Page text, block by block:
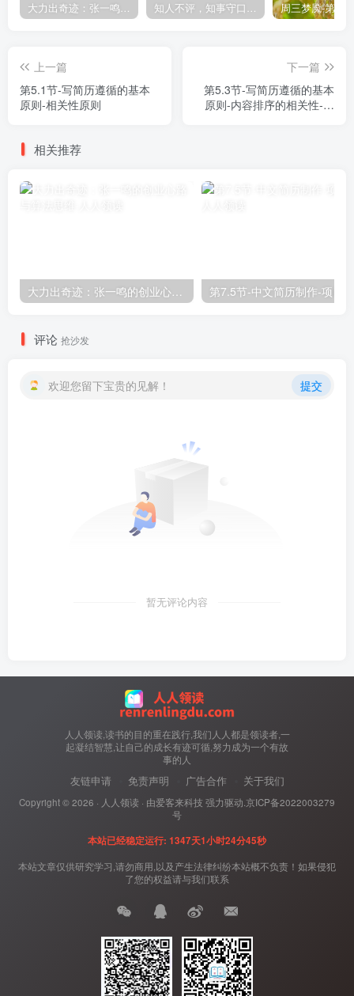
大力出奇迹：张一鸣的创业心路与算法思维 知人不评，知事守口，知理不辩
上一篇
第5.1节-写简历遵循的基本
原则-相关性原则
下一篇
第5.3节-写简历遵循的基本
原则-内容排序的相关性-简
相关推荐
大力出奇迹：张一鸣的创业心路与算法思维 第7.5节-中文简历制作-项目
评论 抢沙发
欢迎您留下宝贵的见解！ 提交
暂无评论内容
人人领读,读书的目的重在践行,我们人人都是领读者,一
起凝结智慧,让自己的成长有迹可循,努力成为一个有故
事的人
友链申请 免责声明 广告合作 关于我们
Copyright ©2026 · 人人领读 · 由爱客来科技 强力驱动. 京ICP备2022003279
号
本站已经稳定运行: 1347天1小时24分45秒
本站文章仅供研究学习,请勿商用,以及产生法律纠纷本站概不负责！如果侵犯
了您的权益请与我们联系